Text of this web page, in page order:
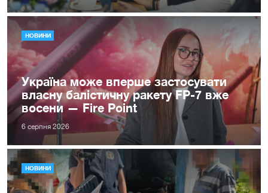
НОВИНИ
Україна може вперше застосувати
власну балістичну ракету FP-7 вже
восени — Fire Point
6 серпня 2026
НОВИНИ